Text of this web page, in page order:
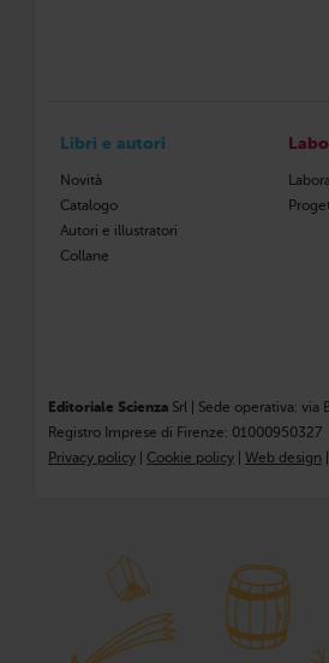
Libri e autori
Novità
Catalogo
Autori e illustratori
Collane
Editoriale Scienza Srl | Sede operativa: via
Registro Imprese di Firenze: 01000950327
Privacy policy
Cookie policy Web design